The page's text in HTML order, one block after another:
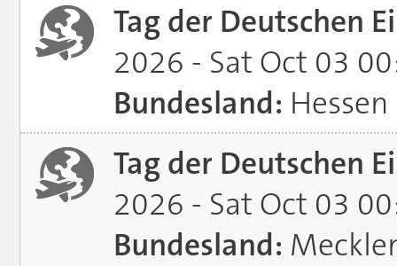
Tag der Deutschen
2026 - Sat Oct 03
Bundesland: Hessen
Tag der Deutschen
2026 - Sat Oct 03
Bundesland: